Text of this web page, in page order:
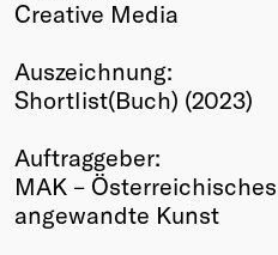
Friends of Creativity
Winners
2026
Annual
Creative Media
Auszeichnung:
Shortlist(Buch) (2023)
Auftraggeber:
MAK –
angewandte Kunst